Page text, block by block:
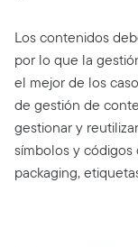
Los contenidos
por lo que la
el mejor de los
de gestión de
gestionar y
símbolos y códigos
packaging,